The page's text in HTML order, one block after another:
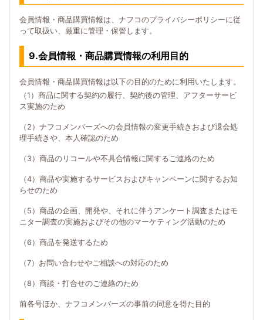
会員情報・商品購買情報は、ナフコのプライバシーポリシーに従
って取扱い、厳重に管理・保管します。
9.会員情報・商品購買情報の利用目的
会員情報・商品購買情報は以下の目的のために利用いたします。
（1）商品に関する契約の履行、契約後の管理、アフターサービ
ス実施のため
（2）ナフコメンバーズへの会員情報の変更手続きおよび退会処
理手続きや、本人確認のため
（3）商品のリコールや不具合情報に関するご連絡のため
（4）商品や実施するサービスおよびキャンペーンに関するお知
らせのため
（5）商品の企画、開発や、それに伴うアンケート調査またはモ
ニター調査の実施およびその他のマーケティング活動のため
（6）商品を発送するため
（7）お問い合わせやご相談への対応のため
（8）商談・打合せのご連絡のため
前各号ほか、ナフコメンバーズの事前の同意を得た目的